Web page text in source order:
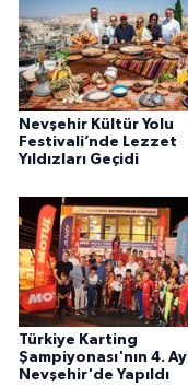
Nevşehir Kültür Yolu
Festivali’nde Lezzet
Yıldızları Geçidi
Türkiye Karting
Şampiyonası'nın 4.
Nevşehir'de Yapıldı